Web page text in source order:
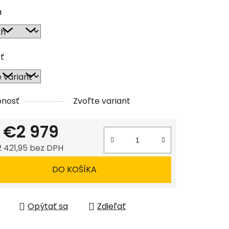
Zvoľte variant
€2 979
bez DPH
DO KOŠÍKA
Opýtať sa Zdieľať